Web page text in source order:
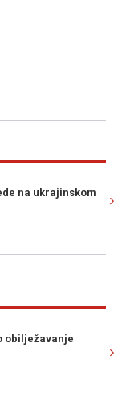
ILI NIKAKO:
od Sjedinjenih
ARMINKA HELIĆ
„To je trebalo